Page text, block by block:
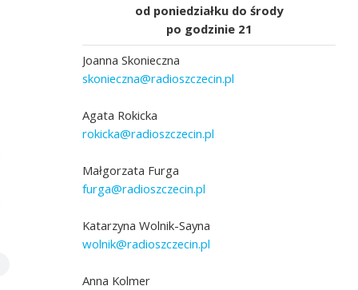
od poniedziałku do środy
po godzinie 21
Joanna Skonieczna
skonieczna@radioszczecin.pl
Agata Rokicka
rokicka@radioszczecin.pl
Małgorzata Furga
furga@radioszczecin.pl
Katarzyna Wolnik-Sayna
wolnik@radioszczecin.pl
Anna Kolmer